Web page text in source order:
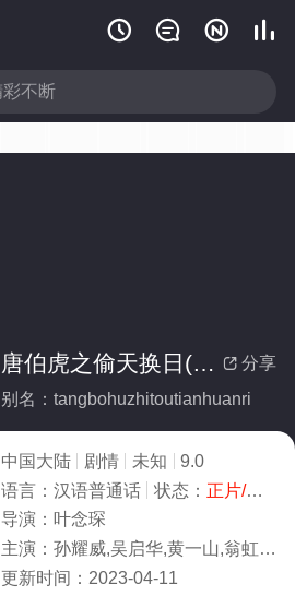
   
 分享
唐伯虎之偷天换日(全集)
别名：tangbohuzhitoutianhuanri
中国大陆 剧情 未知
9.0
语言： 汉语普通话 状态： 正片/高清
导演： 叶念琛
主演： 孙耀威,吴启华,黄一山,翁虹,刘锡明,李耀景
更新时间： 2023-04-11